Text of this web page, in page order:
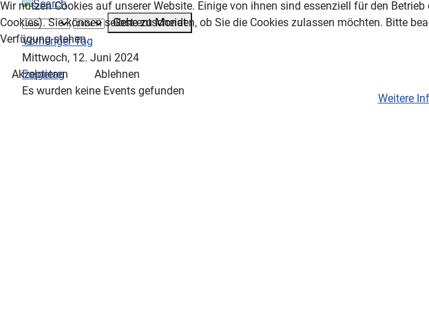
Gehe zu Monat
Vorheriger Tag
Mittwoch, 12. Juni 2024
Folgetag
Es wurden keine Events gefunden
Wir nutzen Cookies auf unserer Website. Einige von ihnen sind essenziell für den
Cookies). Sie können selbst entscheiden, ob Sie die Cookies zulassen möchten. Bitte
Verfügung stehen.
Akzeptieren
Ablehnen
Weitere